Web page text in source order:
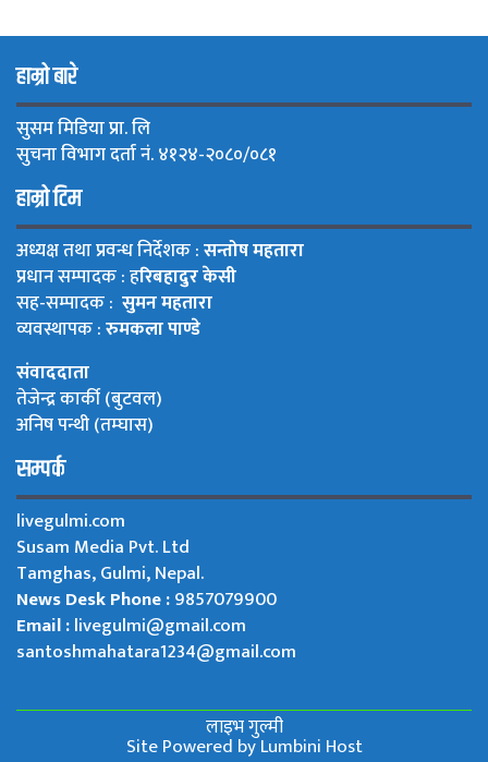
हाम्रो बारे
सुसम मिडिया प्रा. लि
सुचना विभाग दर्ता नं. ४१२४-२०८०/०८१
हाम्रो टिम
अध्यक्ष तथा प्रवन्ध निर्देशक :सन्तोष महतारा
प्रधान सम्पादक : हरिबहादुर केसी
सह-सम्पादक : सुमन महतारा
व्यवस्थापक :रुमकला पाण्डे
संवाददाता
तेजेन्द्र कार्की (बुटवल)
अनिष पन्थी (तम्घास)
सम्पर्क
livegulmi.com
Susam Media Pvt. Ltd
Tamghas, Gulmi, Nepal.
News Desk Phone :9857079900
Email :livegulmi@gmail.com
santoshmahatara1234@gmail.com
लाइभ गुल्मी
Site Powered byLumbini Host